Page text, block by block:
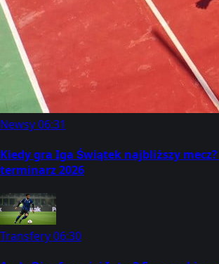
Newsy06:31
Kiedy gra Iga Świątek najbliższy
terminarz 2026
Transfery06:30